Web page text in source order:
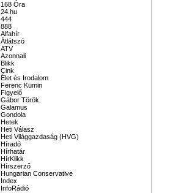
168 Óra
24.hu
444
888
Alfahír
Átlátszó
ATV
Azonnali
Blikk
Cink
Élet és Irodalom
Ferenc Kumin
Figyelő
Gábor Török
Galamus
Gondola
Hetek
Heti Válasz
Heti Világgazdaság (HVG)
Híradó
Hírhatár
HírKlikk
Hírszerző
Hungarian Conservative
Index
InfoRádió